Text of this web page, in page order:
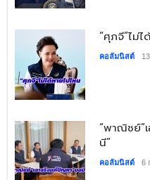
​“ศุภจี”ไม่ไ
คอลัมนิสต์
​“พาณิชย์”
นี”
คอลัมนิสต์ 6